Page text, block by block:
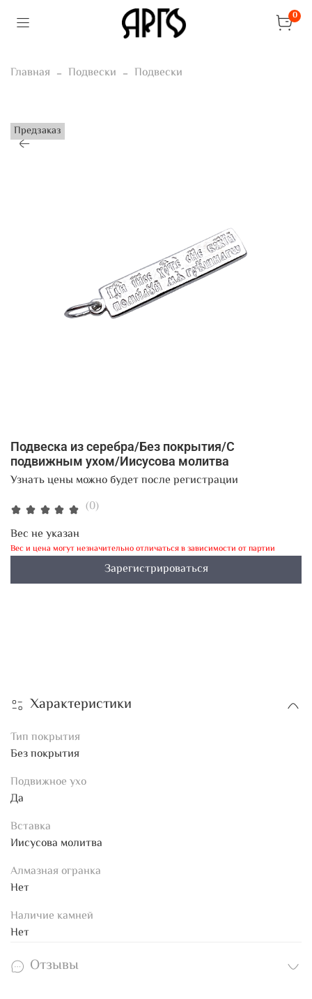
0
Главная Подвески Подвески
Предзаказ
(0)
Подвеска из серебра/Без покрытия/С
подвижным ухом/Иисусова молитва
Узнать цены можно будет после регистрации
Вес не указан
Вес и цена могут незначительно отличаться в зависимости от партии
Зарегистрироваться
Характеристики
Тип покрытия
Без покрытия
Подвижное ухо
Да
Вставка
Иисусова молитва
Алмазная огранка
Нет
Наличие камней
Нет
Отзывы